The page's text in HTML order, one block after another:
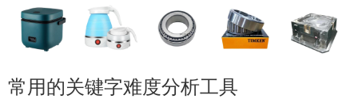
常用的关键字难度分析工具